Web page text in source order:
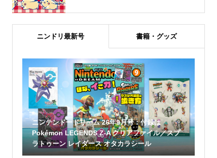
ニンドリ最新号 書籍・グッズ
ニンテンドードリーム 26年9月号：付録は
Pokémon LEGENDS Z-A クリアファイル／スプ
ラトゥーン レイダース オタカラシール